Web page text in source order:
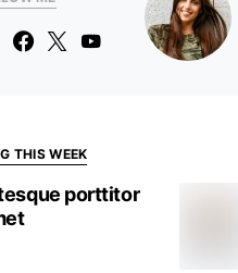
THIS WEEK
porttitor